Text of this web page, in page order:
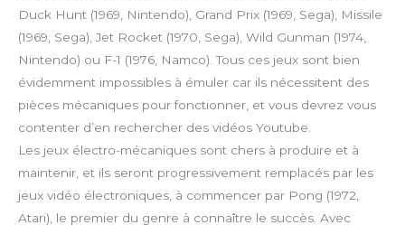
Duck Hunt (1969, Nintendo), Grand Prix (1969, Sega), Missile
(1969, Sega), Jet Rocket (1970, Sega), Wild Gunman (1974,
Nintendo) ou F-1 (1976, Namco). Tous ces jeux sont bien
évidemment impossibles à émuler car ils nécessitent des
pièces mécaniques pour fonctionner, et vous devrez vous
contenter d’en rechercher des vidéos Youtube.
Les jeux électro-mécaniques sont chers à produire et à
maintenir, et ils seront progressivement remplacés par les
jeux vidéo électroniques, à commencer par Pong (1972,
Atari), le premier du genre à connaître le succès. Avec